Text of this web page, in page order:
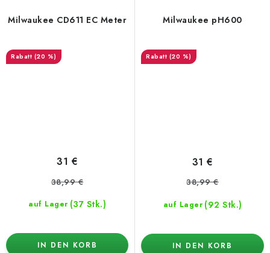
Milwaukee CD611 EC Meter
(20 %)
auf Lager (37 Stk.)
31 €
38,99 €
IN DEN KORB
Milwaukee pH600
(20 %)
auf Lager (92 Stk.)
31 €
38,99 €
IN DEN KORB